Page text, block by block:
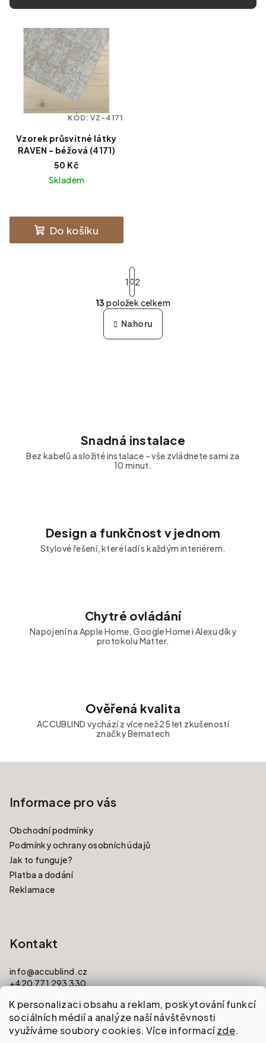
K personalizaci obsahu a reklam, poskytování funkcí
sociálních médií a analýze naší návštěvnosti
využíváme soubory cookies. Více informacízde.
Výpis produktů
Vzorek průsvitné látky
RAVEN - béžová (4171)
50 Kč
Skladem
Do košíku
KÓD:VZ-4171
Ovládací prvky výpisu
Stránkování
1
2
13 položek celkem
Nahoru
Snadná instalace
Bez kabelů a složité instalace – vše zvládnete sami za
10 minut.
Design a funkčnost v jednom
Stylové řešení, které ladí s každým interiérem.
Chytré ovládání
Napojení na Apple Home, Google Home i Alexu díky
protokolu Matter.
Ověřená kvalita
ACCUBLIND vychází z více než 25 let zkušeností
značky Bematech
Informace pro vás
Obchodní podmínky
Podmínky ochrany osobních údajů
Jak to funguje?
Platba a dodání
Reklamace
Kontakt
info@accublind.cz
+420 771 293 330